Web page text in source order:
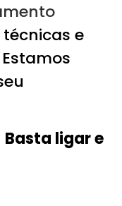
e
ligar e